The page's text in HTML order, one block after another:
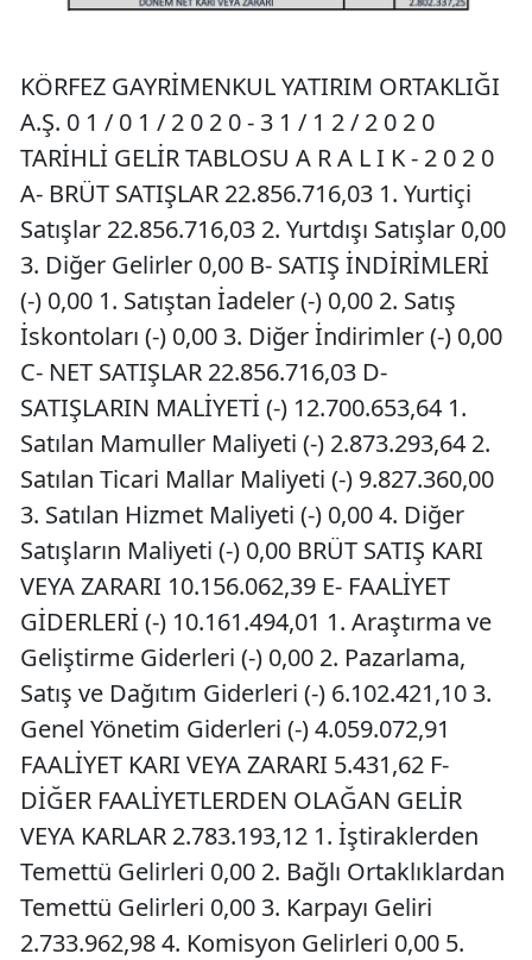
KÖRFEZ GAYRİMENKUL YATIRIM ORTAKLIĞI
A.Ş. 0 1 / 0 1 / 2 0 2 0 - 3 1 / 1 2 / 2 0 2 0
TARİHLİ GELİR TABLOSU A R A L I K - 2 0 2 0
A- BRÜT SATIŞLAR 22.856.716,03 1. Yurtiçi
Satışlar 22.856.716,03 2. Yurtdışı Satışlar 0,00
3. Diğer Gelirler 0,00 B- SATIŞ İNDİRİMLERİ
(-) 0,00 1. Satıştan İadeler (-) 0,00 2. Satış
İskontoları (-) 0,00 3. Diğer İndirimler (-) 0,00
C- NET SATIŞLAR 22.856.716,03 D-
SATIŞLARIN MALİYETİ (-) 12.700.653,64 1.
Satılan Mamuller Maliyeti (-) 2.873.293,64 2.
Satılan Ticari Mallar Maliyeti (-) 9.827.360,00
3. Satılan Hizmet Maliyeti (-) 0,00 4. Diğer
Satışların Maliyeti (-) 0,00 BRÜT SATIŞ KARI
VEYA ZARARI 10.156.062,39 E- FAALİYET
GİDERLERİ (-) 10.161.494,01 1. Araştırma ve
Geliştirme Giderleri (-) 0,00 2. Pazarlama,
Satış ve Dağıtım Giderleri (-) 6.102.421,10 3.
Genel Yönetim Giderleri (-) 4.059.072,91
FAALİYET KARI VEYA ZARARI 5.431,62 F-
DİĞER FAALİYETLERDEN OLAĞAN GELİR
VEYA KARLAR 2.783.193,12 1. İştiraklerden
Temettü Gelirleri 0,00 2. Bağlı Ortaklıklardan
Temettü Gelirleri 0,00 3. Karpayı Geliri
2.733.962,98 4. Komisyon Gelirleri 0,00 5.